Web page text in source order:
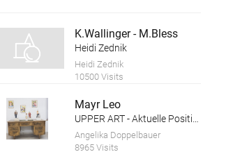
K.Wallinger - M.Bless
Heidi Zednik
Heidi Zednik
10500 Visits
Mayr Leo
Angelika Doppelbauer
8965 Visits